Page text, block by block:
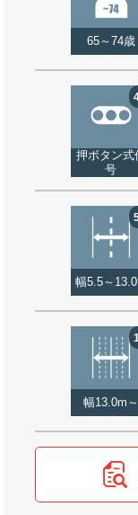
65～74歳
押ボタン式
号
幅5.5～
幅13.0m～